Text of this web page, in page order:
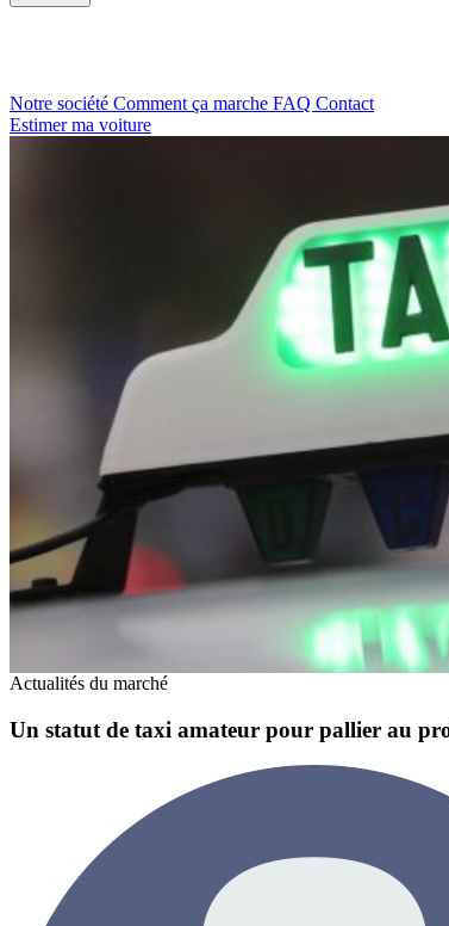
Notre société Comment ça marche FAQ Contact
Estimer ma voiture
Actualités du marché
Un statut de taxi amateur pour pallier au